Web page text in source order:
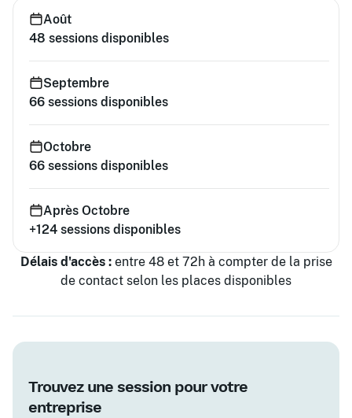
Août
48 sessions disponibles
Septembre
66 sessions disponibles
Octobre
66 sessions disponibles
Après Octobre
+124 sessions disponibles
Délais d'accès :entre 48 et 72h à compter de la prise
de contact selon les places disponibles
Trouvez une session pour votre
entreprise